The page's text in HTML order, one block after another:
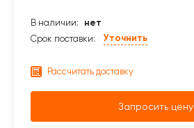
В наличии:
нет
Срок поставки:
Уточнить
Рассчитать доставку
Запросить цену